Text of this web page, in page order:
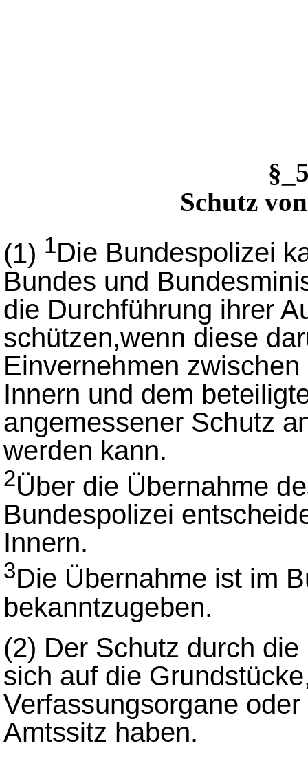
Schutz
(1) 1Die Bundespolizei
Bundes und
die Durchführung ihrer
schützen,wenn diese
Einvernehmen
Innern und dem
angemessener Schutz
werden kann.
2Über die Übernahme
Bundespolizei
Innern.
3Die Übernahme ist im
bekanntzugeben.
(2) Der Schutz durch
sich auf die
Verfassungsorgane
Amtssitz haben.